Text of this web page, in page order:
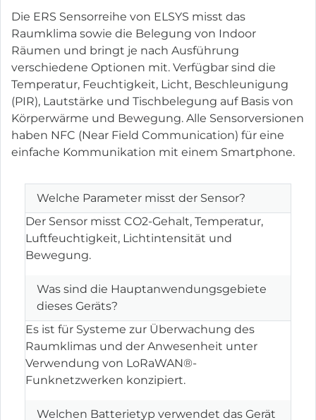
Die ERS Sensorreihe von ELSYS misst das
Raumklima sowie die Belegung von Indoor
Räumen und bringt je nach Ausführung
verschiedene Optionen mit. Verfügbar sind die
Temperatur, Feuchtigkeit, Licht, Beschleunigung
(PIR), Lautstärke und Tischbelegung auf Basis von
Körperwärme und Bewegung. Alle Sensorversionen
haben NFC (Near Field Communication) für eine
einfache Kommunikation mit einem Smartphone.
Welche Parameter misst der Sensor?
Der Sensor misst CO2-Gehalt, Temperatur,
Luftfeuchtigkeit, Lichtintensität und
Bewegung.
Was sind die Hauptanwendungsgebiete
dieses Geräts?
Es ist für Systeme zur Überwachung des
Raumklimas und der Anwesenheit unter
Verwendung von LoRaWAN®-
Funknetzwerken konzipiert.
Welchen Batterietyp verwendet das Gerät